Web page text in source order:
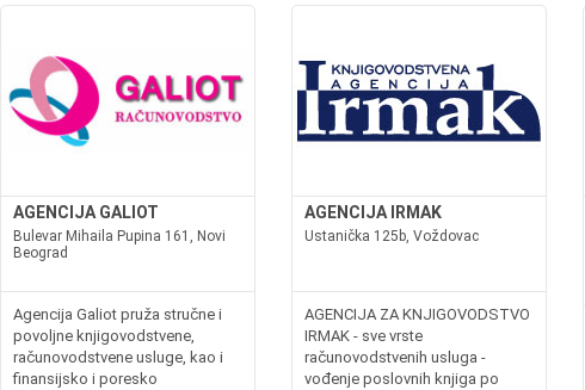
AGENCIJA GALIOT
Bulevar Mihaila Pupina 161, Novi
Beograd
Agencija Galiot pruža stručne i
povoljne knjigovodstvene,
računovodstvene usluge, kao i
finansijsko i poresko
AGENCIJA IRMAK
Ustanička 125b, Voždovac
AGENCIJA ZA KNJIGOVODSTVO
IRMAK - sve vrste
računovodstvenih usluga -
vođenje poslovnih knjiga po